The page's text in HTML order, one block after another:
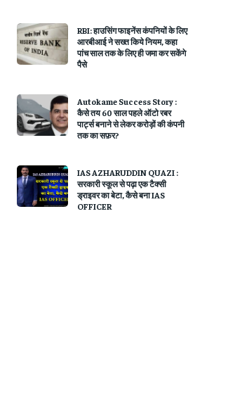
RBI: हाउसिंग फाइनेंस कंपनियों के लिए
आरबीआई ने सख्त किये नियम, कहा
पांच साल तक के लिए ही जमा कर सकेंगे
पैसे
Autokame Success Story :
कैसे तय 60 साल पहले ऑटो रबर
पार्ट्स बनाने से लेकर करोड़ों की कंपनी
तक का सफ़र?
IAS AZHARUDDIN QUAZI :
सरकारी स्कूल से पढ़ा एक टैक्सी
ड्राइवर का बेटा, कैसे बना IAS
OFFICER